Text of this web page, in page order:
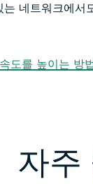
네트워크에
도를 높이는 방
자주